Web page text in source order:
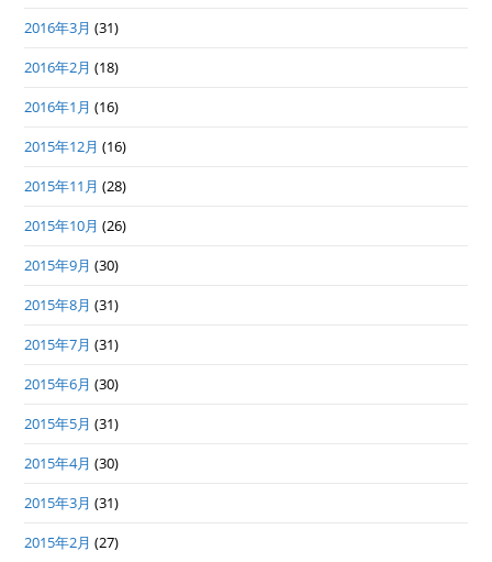
2016年3月 (31)
2016年2月 (18)
2016年1月 (16)
2015年12月 (16)
2015年11月 (28)
2015年10月 (26)
2015年9月 (30)
2015年8月 (31)
2015年7月 (31)
2015年6月 (30)
2015年5月 (31)
2015年4月 (30)
2015年3月 (31)
2015年2月 (27)